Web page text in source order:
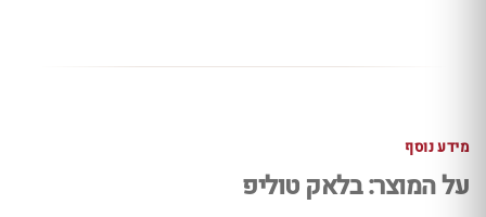
מידע נוסף
על המוצר: בלאק טוליפ